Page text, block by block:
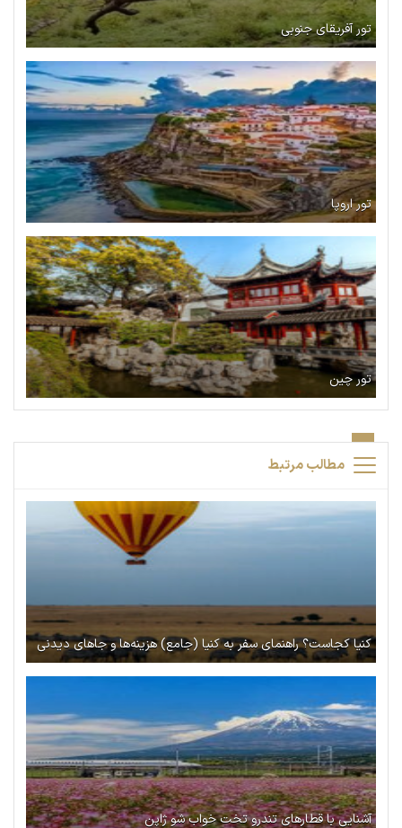
تور آفریقای جنوبی
تور اروپا
تور چین
مطالب مرتبط
کنیا کجاست؟ راهنمای سفر به کنیا (جامع) هزینه‌ها و جاهای دیدنی
آشنایی با قطارهای تندرو تخت خواب شو ژاپن